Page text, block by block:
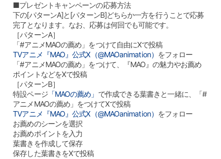
■プレゼントキャンペーンの応募方法
下の[パターンA]と[パターンB]どちらか一方を行うことで応募
完了となります。なお、応募は何回でも可能です。
［パターンA］
「#アニメMAOの薦め」をつけて自由にXで投稿
TVアニメ『MAO』公式X（@MAOanimation） をフォロー
「#アニメMAOの薦め」をつけて、『MAO』の魅力やお薦め
ポイントなどをXで投稿
［パターンB］
特設ページ「MAOの薦め」 で作成できる葉書きと一緒に、「#
アニメMAOの薦め」をつけてXで投稿
TVアニメ『MAO』公式X（@MAOanimation） をフォロー
お薦めのシーンを選択
お薦めポイントを入力
葉書きを作成して保存
保存した葉書きをXで投稿